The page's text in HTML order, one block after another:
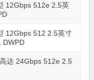
12Gbps 512e 2.5英
12Gbps 512 2.5英寸
DWPD
达 24Gbps 512e 2.5